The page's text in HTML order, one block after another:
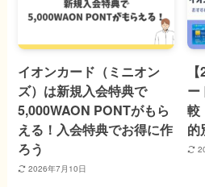
イオンカード（ミニオン
ズ）は新規入会特典で
5,000WAON PONTがもら
える！入会特典でお得に作
ろう
2026年7月10日
ー
較
的